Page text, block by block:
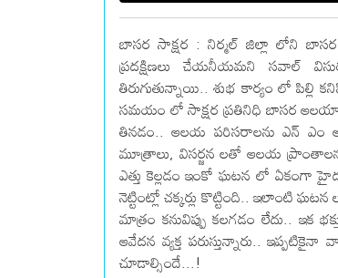
బాసర సాక్షర : నిర్మల్ జిల్లా లోని
ప్రదక్షిణలు చేయనీయమని సవాల్
తిరుగుతున్నాయి.. శుభ కార్యం లో
సమయం లో సాక్షర ప్రతినిధి బాసర
తినడం.. ఆలయ పరిసరాలను ఎన్ ఎం
మూత్రాలు, విసర్జన లతో ఆలయ
ఎత్తు కెల్లడం ఇంకో ఘటన లో ఏకంగా
నెట్టింట్లో చక్కర్లు కొట్టింది.. ఇలాంటి
మాత్రం కనువిప్పు కలగడం లేదు.. ఇక
ఆవేదన వ్యక్త పరుస్తున్నారు..
చూడాల్సిందే...!